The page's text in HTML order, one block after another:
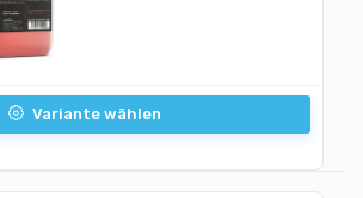
Variante wählen